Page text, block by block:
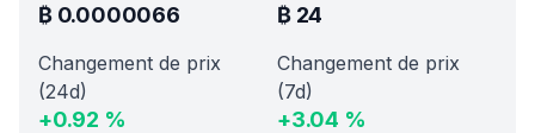
₿ 0.0000066 ₿ 24
Changement de prix
(24d)
+0.92 %
Changement de prix
(7d)
+3.04 %